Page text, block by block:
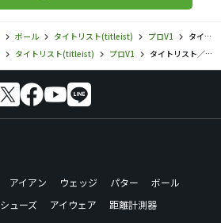
ボール タイトリスト(titleist) プロV1
タイトリスト／プロV1／プロV1（2023）の口コミ評価
タイトリスト(titleist) プロV1 タイトリスト／プロV1／プロV1（2023）の口コミ評価
アイアン ウェッジ パター
ボール
シューズ アイウェア
距離計測器